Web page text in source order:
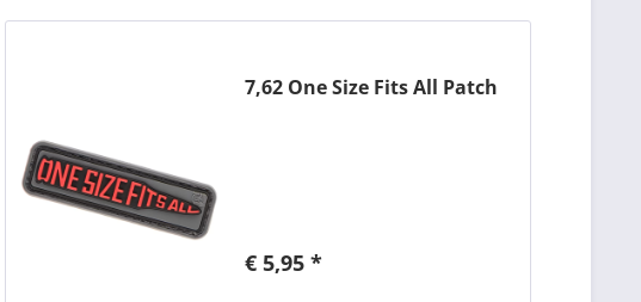
7,62 One Size Fits All Patch
€ 5,95 *